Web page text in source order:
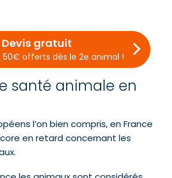
Devis gratuit
50€ offerts dès le 2e animal !
santé animale en
l’on bien compris, en France
en retard concernant les